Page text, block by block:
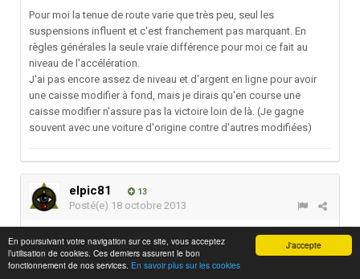
J'accepte
En poursuivant votre navigation sur ce site, vous acceptez
l’utilisation de cookies. Ces derniers assurent le bon
fonctionnement de nos services. En savoir plus sur les cookies
Pour moi la tenue de route varie que très peu, seul les
suspensions influent et c'est franchement pas marquant. En
règles générales la seule vraie différence pour moi ce fait au
niveau de l'accélération.
J'ai pas encore assez de niveau et d'argent en ligne pour avoir
une caisse modifier à fond, mais je dirais qu'en course une
caisse modifier n'assure pas la victoire loin de là. (Je gagne
souvent avec une voiture d'origine contre d'autres modifiées)
elpic81 13
Posté(e) 18 octobre 2013
Le 18/10/2013 à 08:22, Tchikiblah a dit :
Pour moi la tenue de route varie que très peu, seul les